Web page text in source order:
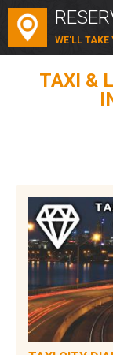
WE'LL TAKE
TAXI &